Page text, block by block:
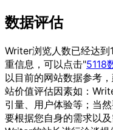
数据评估
Writer浏览人数已经达
重信息，可以点击"5118
以目前的网站数据参考
站价值评估因素如：
引量、用户体验等；当
要根据您自身的需求以